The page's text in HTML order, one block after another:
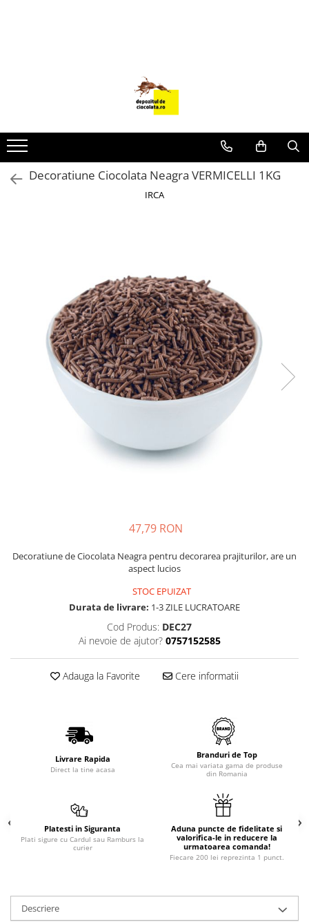
GLAZURI, UMPLUTURI, CREME
USTENSILE SI FORME SILICON
PASTA DE ZAHAR
Decoratiune Ciocolata Neagra VERMICELLI 1KG
IRCA
47,79 RON
Decoratiune de Ciocolata Neagra pentru decorarea prajiturilor, are un
aspect lucios
STOC EPUIZAT
Durata de livrare: 1-3 ZILE LUCRATOARE
Cod Produs: DEC27
Ai nevoie de ajutor? 0757152585
Adauga la Favorite Cere informatii
Livrare Rapida
Direct la tine acasa
Branduri de Top
Cea mai variata gama de produse
din Romania
Platesti in Siguranta
Plati sigure cu Cardul sau Ramburs la
curier
Aduna puncte de fidelitate si
valorifica-le in reducere la
urmatoarea comanda!
Fiecare 200 lei reprezinta 1 punct.
Descriere